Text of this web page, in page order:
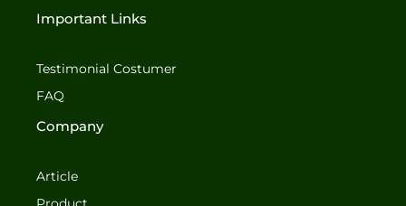
c
o
o
k
-
s
g
m
Important Links
Testimonial Costumer
FAQ
Company
Article